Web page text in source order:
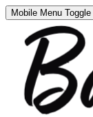
Mobile Menu Toggle